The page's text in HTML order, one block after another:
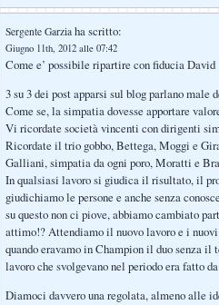
Sergente Garzia ha scritto:
Giugno 11th, 2012 alle 07:42
Come e’ possibile ripartire con fiducia David
3 su 3 dei post apparsi sul blog parlano male
Come se, la simpatia dovesse apportare
Vi ricordate società vincenti con dirigenti
Ricordate il trio gobbo, Bettega, Moggi e
Galliani, simpatia da ogni poro, Moratti e
In qualsiasi lavoro si giudica il risultato, il
giudichiamo le persone e anche senza
su questo non ci piove, abbiamo cambiato
attimo!? Attendiamo il nuovo lavoro e i
quando eravamo in Champion il duo senza il
lavoro che svolgevano nel periodo era fatto
Diamoci davvero una regolata, almeno alle